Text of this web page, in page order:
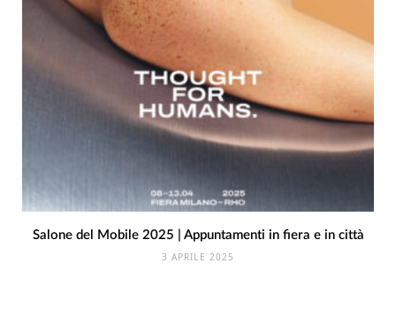
Salone del Mobile 2025 | Appuntamenti in fiera e in città
3 APRILE 2025